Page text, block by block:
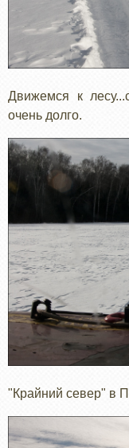
Движемся к
очень долго.
"Крайний север" в